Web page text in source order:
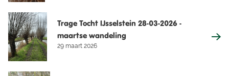
Trage Tocht IJsselstein 28-03-2026 -
maartse wandeling
29 maart 2026